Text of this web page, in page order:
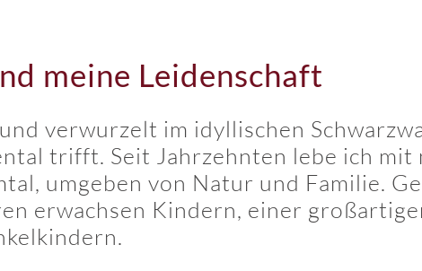
meine Leidenschaft
verwurzelt im idyllischen
trifft. Seit Jahrzehnten lebe ich mit
umgeben von Natur und Familie.
erwachsen Kindern, einer